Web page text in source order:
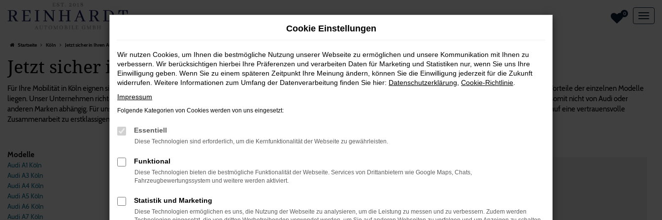
Zum
Hauptinhalt
0
Startseite Köln Jetzt sicher in Ihren Audi in Köln steigen
Jetzt sicher in Ihren Audi in Köln steigen
Für Ihre Mobilität in Köln eignen sich die Modelle von Audi ganz vortrefflich. Bei Reinhardt Automobile setzen wir natürlich auch auf diesen Hersteller und wissen genau, worin die Vorteile der einzelnen Modelle
liegen. Unser Unternehmen richtet den Fokus auf exklusive Gebrauchtwagen in Topzustand, wozu natürlich auch Jahreswagen zählen. Wir sind ein unabhängiger Autohändler und somit nicht von Audi oder
anderen Marken abhängig. Für unsere Kundinnen und Kunden aus Köln bieten wir gerne einen Lieferservice und auch die persönliche Beratung versteht sich von selbst. Setzen Sie auf eine vertrauensvolle
Zusammenarbeit zu erstklassigen Konditionen und nutzen Sie die vielen Mehrwerte, die wir Ihnen bieten.
Modelle
Audi A1 Köln
Audi A3 Köln
Audi A4 Köln
Audi A5 Köln
Audi A6 Köln
Audi A7 Köln
Fehler: Network Error
Hier sind ein paar Tipps, die dir helfen können:
Cookie Einstellungen
Wir nutzen Cookies, um Ihnen die bestmögliche Nutzung unserer Webseite zu ermöglichen und unsere Kommunikation mit Ihnen zu
verbessern. Wir berücksichtigen hierbei Ihre Präferenzen und verarbeiten Daten für Marketing und Statistiken nur, wenn Sie uns Ihre
Einwilligung geben. Wenn Sie zu einem späteren Zeitpunkt Ihre Meinung ändern, können Sie die Einwilligung jederzeit für die Zukunft
widerrufen. Weitere Informationen zum Umfang der Datenverarbeitung finden Sie hier: Datenschutzerklärung Cookie-Richtlinie
Impressum
Folgende Kategorien von Cookies werden von uns eingesetzt:
Essentiell
Diese Technologien sind erforderlich, um die Kernfunktionalität der Webseite zu gewährleisten.
Funktional
Diese Technologien bieten die bestmögliche Funktionalität der Webseite. Services von Drittanbietern wie Google Maps, Chats,
Fahrzeugbewertungssystem und weitere werden aktiviert.
Statistik und Marketing
Diese Technologien ermöglichen es uns, die Nutzung der Webseite zu analysieren, um die Leistung zu messen und zu verbessern. Zudem werden